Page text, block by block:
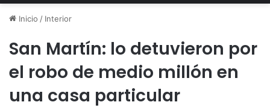
Inicio / Interior
San Martín: lo detuvieron por
el robo de medio millón en
una casa particular